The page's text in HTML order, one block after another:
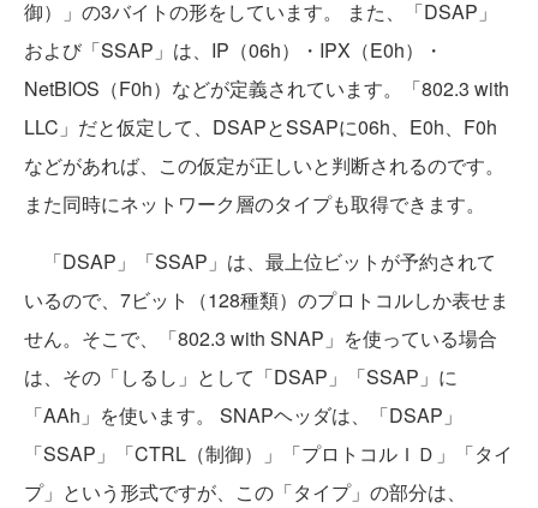
御）」の3バイトの形をしています。 また、「DSAP」
および「SSAP」は、IP（06h）・IPX（E0h）・
NetBIOS（F0h）などが定義されています。「802.3 with
LLC」だと仮定して、DSAPとSSAPに06h、E0h、F0h
などがあれば、この仮定が正しいと判断されるのです。
また同時にネットワーク層のタイプも取得できます。
「DSAP」「SSAP」は、最上位ビットが予約されて
いるので、7ビット（128種類）のプロトコルしか表せま
せん。そこで、「802.3 with SNAP」を使っている場合
は、その「しるし」として「DSAP」「SSAP」に
「AAh」を使います。 SNAPヘッダは、「DSAP」
「SSAP」「CTRL（制御）」「プロトコルＩＤ」「タイ
プ」という形式ですが、この「タイプ」の部分は、